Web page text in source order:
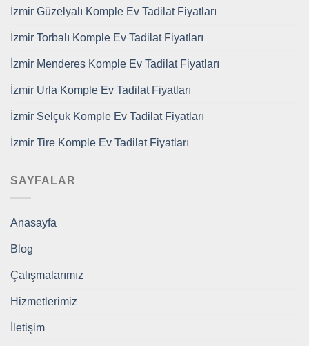
İzmir Güzelyalı Komple Ev Tadilat Fiyatları
İzmir Torbalı Komple Ev Tadilat Fiyatları
İzmir Menderes Komple Ev Tadilat Fiyatları
İzmir Urla Komple Ev Tadilat Fiyatları
İzmir Selçuk Komple Ev Tadilat Fiyatları
İzmir Tire Komple Ev Tadilat Fiyatları
SAYFALAR
Anasayfa
Blog
Çalışmalarımız
Hizmetlerimiz
İletişim